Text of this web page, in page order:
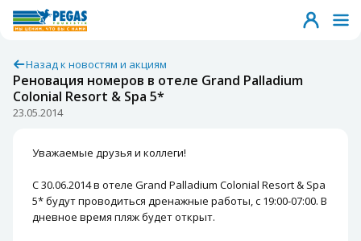
Назад к новостям и акциям
Реновация номеров в отеле Grand Palladium
Colonial Resort & Spa 5*
23.05.2014
Уважаемые друзья и коллеги!
С 30.06.2014 в отеле Grand Palladium Colonial Resort & Spa
5*будут проводиться дренажные работы, с 19:00-07:00. В
дневное время пляж будет открыт.